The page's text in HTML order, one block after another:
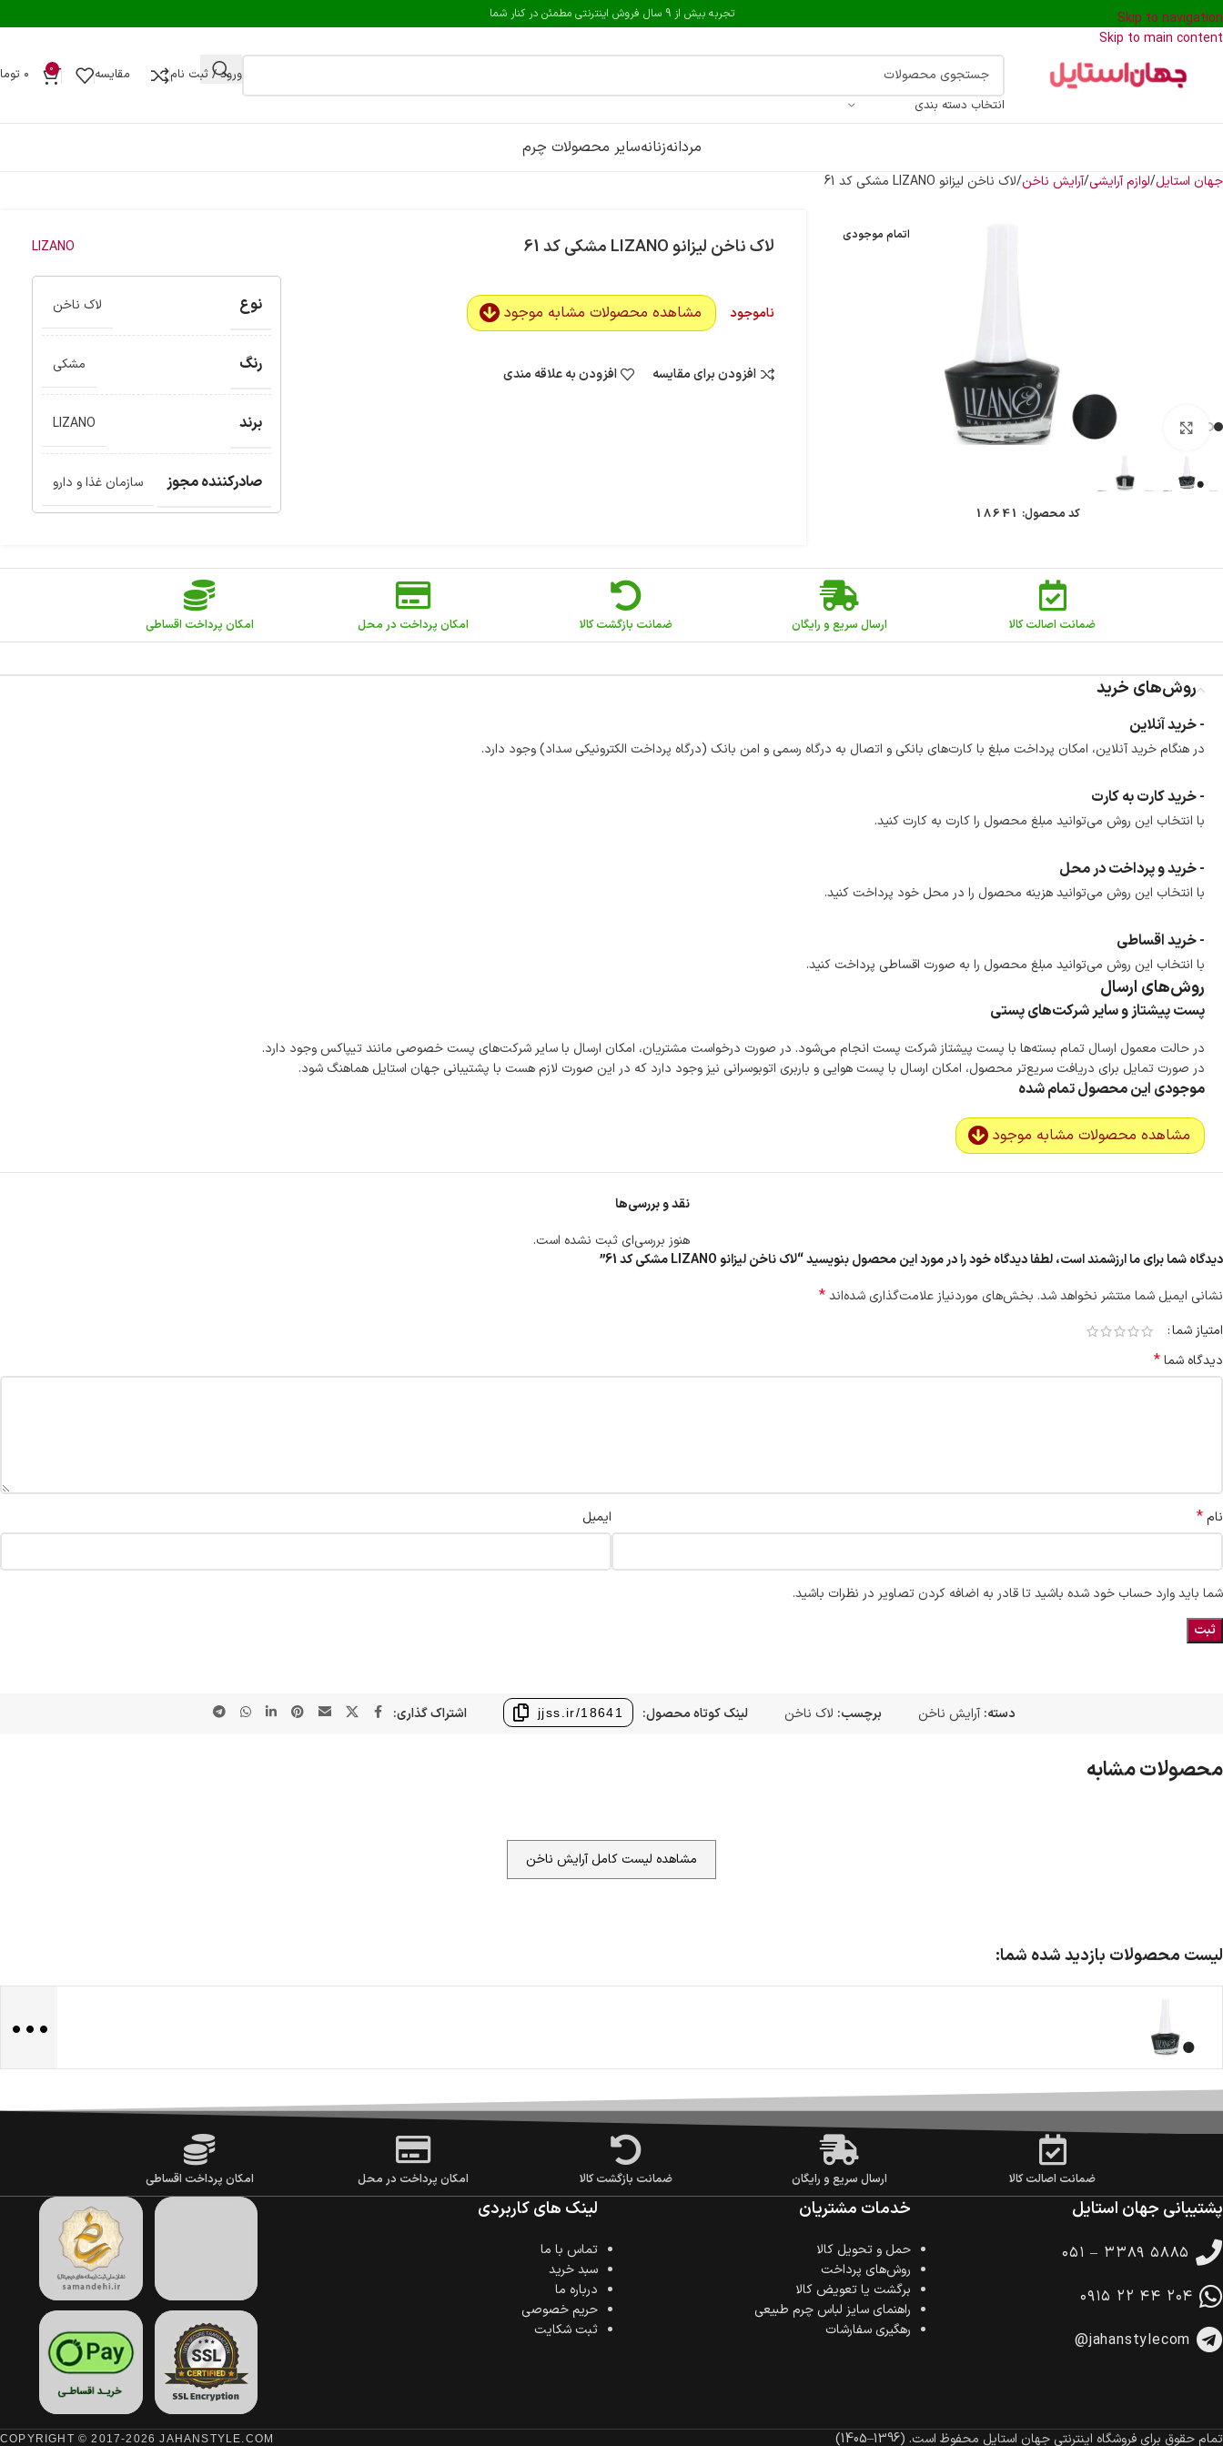
Skip to navigation
Skip to main content
تجربه بیش از 9 سال فروش اینترنتی مطمئن در کنار شما
انتخاب دسته بندی
ورود / ثبت نام مقایسه 0 ۰
مردانهزنانهسایر محصولات چرم
جهان استایل لوازم آرایشی آرایش ناخن لاک ناخن لیزانو LIZANO مشکی کد 61
اتمام موجودی
بزرگنمایی تصویر
کد محصول: 18641
LIZANO لاک ناخن لیزانو LIZANO مشکی کد 61
نوع لاک ناخن
رنگ مشکی
برند LIZANO
صادرکننده مجوز سازمان غذا و دارو
ناموجود مشاهده محصولات مشابه موجود
افزودن برای مقایسه افزودن به علاقه مندی
ضمانت اصالت کالا ارسال سریع و رایگان ضمانت بازگشت کالا امکان پرداخت در محل امکان پرداخت اقساطی
روش‌های خرید
- خرید آنلاین
در هنگام خرید آنلاین، امکان پرداخت مبلغ با کارت‌های بانکی و اتصال به درگاه رسمی و امن بانک (درگاه پرداخت الکترونیکی سداد) وجود دارد.
- خرید کارت به کارت
با انتخاب این روش می‌توانید مبلغ محصول را کارت به کارت کنید.
- خرید و پرداخت در محل
با انتخاب این روش می‌توانید هزینه محصول را در محل خود پرداخت کنید.
- خرید اقساطی
با انتخاب این روش می‌توانید مبلغ محصول را به صورت اقساطی پرداخت کنید.
روش‌های ارسال
پست پیشتاز و سایر شرکت‌های پستی
در حالت معمول ارسال تمام بسته‌ها با پست پیشتاز شرکت پست انجام می‌شود. در صورت درخواست مشتریان، امکان ارسال با سایر شرکت‌های پست خصوصی مانند تیپاکس وجود دارد.
در صورت تمایل برای دریافت سریع‌تر محصول، امکان ارسال با پست هوایی و باربری اتوبوسرانی نیز وجود دارد که در این صورت لازم هست با پشتیبانی جهان استایل هماهنگ شود.
موجودی این محصول تمام شده
مشاهده محصولات مشابه موجود
نقد و بررسی‌ها
هنوز بررسی‌ای ثبت نشده است.
دیدگاه شما برای ما ارزشمند است، لطفا دیدگاه خود را در مورد این محصول بنویسید “لاک ناخن لیزانو LIZANO مشکی کد 61”
نشانی ایمیل شما منتشر نخواهد شد. بخش‌های موردنیاز علامت‌گذاری شده‌اند*
امتیاز شما
دیدگاه شما*
نام* ایمیل
شما باید وارد حساب خود شده باشید تا قادر به اضافه کردن تصاویر در نظرات باشید.
دسته: آرایش ناخن برچسب: لاک ناخن لینک کوتاه محصول: jjss.ir/18641 اشتراک گذاری:
محصولات مشابه
مشاهده لیست کامل آرایش ناخن
لیست محصولات بازدید شده شما:
...
ضمانت اصالت کالا ارسال سریع و رایگان ضمانت بازگشت کالا امکان پرداخت در محل امکان پرداخت اقساطی
پشتیبانی جهان استایل
۰۵۱ – ۳۳۸۹ ۵۸۸۵
۰۹۱۵ ۲۲ ۴۴ ۲۰۴
@jahanstylecom
خدمات مشتریان
حمل‌ و تحویل کالا
روش‌های پرداخت
برگشت یا تعویض کالا
راهنمای سایز لباس چرم طبیعی
رهگیری سفارشات
لینک های کاربردی
تماس با ما
سبد خرید
درباره ما
حریم خصوصی
ثبت شکایت
تمام حقوق برای فروشگاه اینترنتی جهان استایل محفوظ است. (1396–1405)
COPYRIGHT © 2017-2026 JAHANSTYLE.COM